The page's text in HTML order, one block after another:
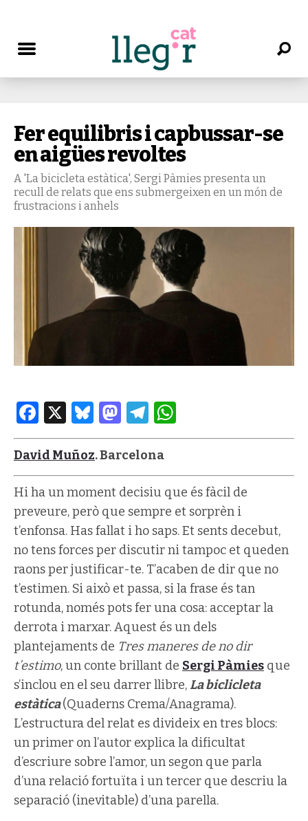
Fer equilibris i capbussar-se
en aigües revoltes
A 'La bicicleta estàtica', Sergi Pàmies presenta un
recull de relats que ens submergeixen en un món de
frustracions i anhels
Facebook
X Bluesky
Mastodon
Telegram
David Muñoz. Barcelona
Hi ha un moment decisiu que és fàcil de
preveure, però que sempre et sorprèn i
t’enfonsa. Has fallat i ho saps. Et sents decebut,
no tens forces per discutir ni tampoc et queden
raons per justificar-te. T’acaben de dir que no
t’estimen. Si això et passa, si la frase és tan
rotunda, només pots fer una cosa: acceptar la
derrota i marxar. Aquest és un dels
plantejaments de Tres maneres de no dir
t’estimo, un conte brillant de Sergi Pàmies que
s’inclou en el seu darrer llibre,La biclicleta
estàtica(Quaderns Crema/Anagrama).
L’estructura del relat es divideix en tres blocs:
un primer on l’autor explica la dificultat
d’escriure sobre l’amor, un segon que parla
d’una relació fortuïta i un tercer que descriu la
separació (inevitable) d’una parella.